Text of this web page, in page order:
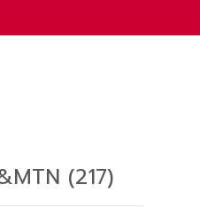
(217)